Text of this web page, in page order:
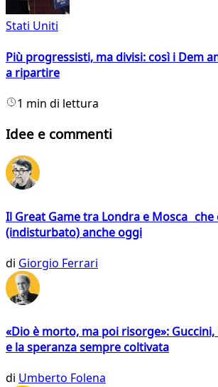
Stati Uniti
Più progressisti, ma divisi: così i Dem
a ripartire
1 min di lettura
Idee e commenti
Il Great Game tra Londra e Mosca
(indisturbato) anche oggi
di Giorgio Ferrari
«Dio è morto, ma poi risorge»:
e la speranza sempre coltivata
di Umberto Folena